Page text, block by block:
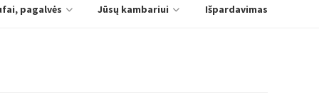
pagalvės Jūsų kambariui Išpardavimas